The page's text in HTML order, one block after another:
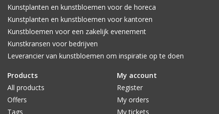
Kunstplanten en kunstbloemen voor de horeca
Kunstplanten en kunstbloemen voor kantoren
Kunstbloemen voor een zakelijk evenement
Kunstkransen voor bedrijven
Leverancier van kunstbloemen om inspiratie op te doen
Products
All products
Offers
Tags
My account
Register
My orders
My tickets